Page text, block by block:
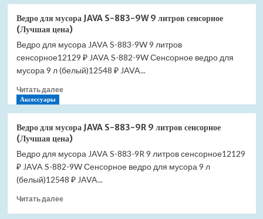
сенсорное
(Лучшая
цена)
для
мусора
JAVA
S-
883B-
12
сенсорное
(Лучшая
цена)
Ведро для мусора JAVA S-883-9W 9 литров сенсорное
(Лучшая цена)
Ведро для мусора JAVA S-883-9W 9 литров
сенсорное12129 ₽ JAVA S-882-9W Сенсорное ведро для
мусора 9 л (белый)12548 ₽ JAVA...
Читать далееПрочитать
для
мусора
JAVA
S-
883-
9
Аксессуары
Ведро для мусора JAVA S-883-9R 9 литров сенсорное
(Лучшая цена)
Ведро для мусора JAVA S-883-9R 9 литров сенсорное12129
₽ JAVA S-882-9W Сенсорное ведро для мусора 9 л
(белый)12548 ₽ JAVA...
Читать далееПрочитать